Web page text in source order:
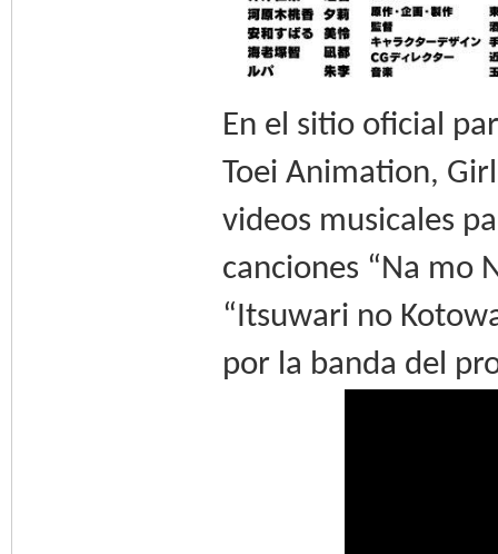
En el sitio oficial
Toei Animation,
videos musicales
canciones “Na mo
“Itsuwari no
por la banda del